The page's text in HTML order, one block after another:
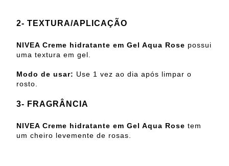
2- TEXTURA/APLICAÇÃO
NIVEA Creme hidratante em Gel Aqua Rose possui
uma textura em gel.
Modo de usar: Use 1 vez ao dia após limpar o
rosto.
3- FRAGRÂNCIA
NIVEA Creme hidratante em Gel Aqua Rose tem
um cheiro levemente de rosas.